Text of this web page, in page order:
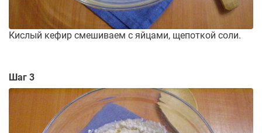
Кислый кефир смешиваем с яйцами, щепоткой соли.
Шаг 3